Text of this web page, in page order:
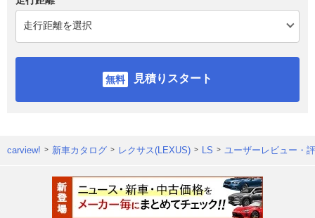
見積りスタート
carview! 新車カタログ レクサス(LEXUS) LS ユーザーレビュー・